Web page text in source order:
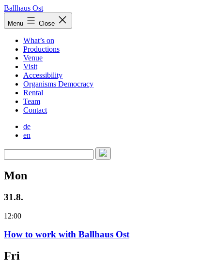
Skip
to
content
Ballhaus Ost
Ballhaus
Ost
Menu Close
What’s on
Productions
Venue
Visit
Accessibility
Organisms Democracy
Rental
Team
Contact
de
en
Mon
31.8.
12:00
How to work with Ballhaus Ost
Fri